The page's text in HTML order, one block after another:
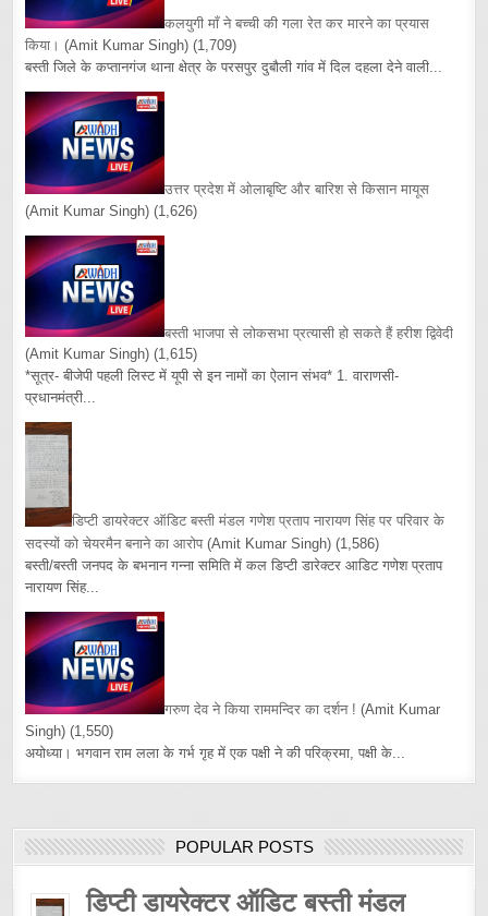
कलयुगी माँ ने बच्ची की गला रेत कर मारने का प्रयास
किया। (Amit Kumar Singh) (1,709)
बस्ती जिले के कप्तानगंज थाना क्षेत्र के परसपुर दुबौली गांव में दिल दहला देने वाली...
उत्तर प्रदेश में ओलाबृष्टि और बारिश से किसान मायूस
(Amit Kumar Singh) (1,626)
बस्ती भाजपा से लोकसभा प्रत्यासी हो सकते हैं हरीश द्विवेदी
(Amit Kumar Singh) (1,615)
*सूत्र- बीजेपी पहली लिस्ट में यूपी से इन नामों का ऐलान संभव* 1. वाराणसी-
प्रधानमंत्री...
डिप्टी डायरेक्टर ऑडिट बस्ती मंडल गणेश प्रताप नारायण सिंह पर परिवार के
सदस्यों को चेयरमैन बनाने का आरोप (Amit Kumar Singh) (1,586)
बस्ती/बस्ती जनपद के बभनान गन्ना समिति में कल डिप्टी डारेक्टर आडिट गणेश प्रताप
नारायण सिंह...
गरुण देव ने किया राममन्दिर का दर्शन ! (Amit Kumar
Singh) (1,550)
अयोध्या। भगवान राम लला के गर्भ गृह में एक पक्षी ने की परिक्रमा, पक्षी के...
POPULAR POSTS
डिप्टी डायरेक्टर ऑडिट बस्ती मंडल